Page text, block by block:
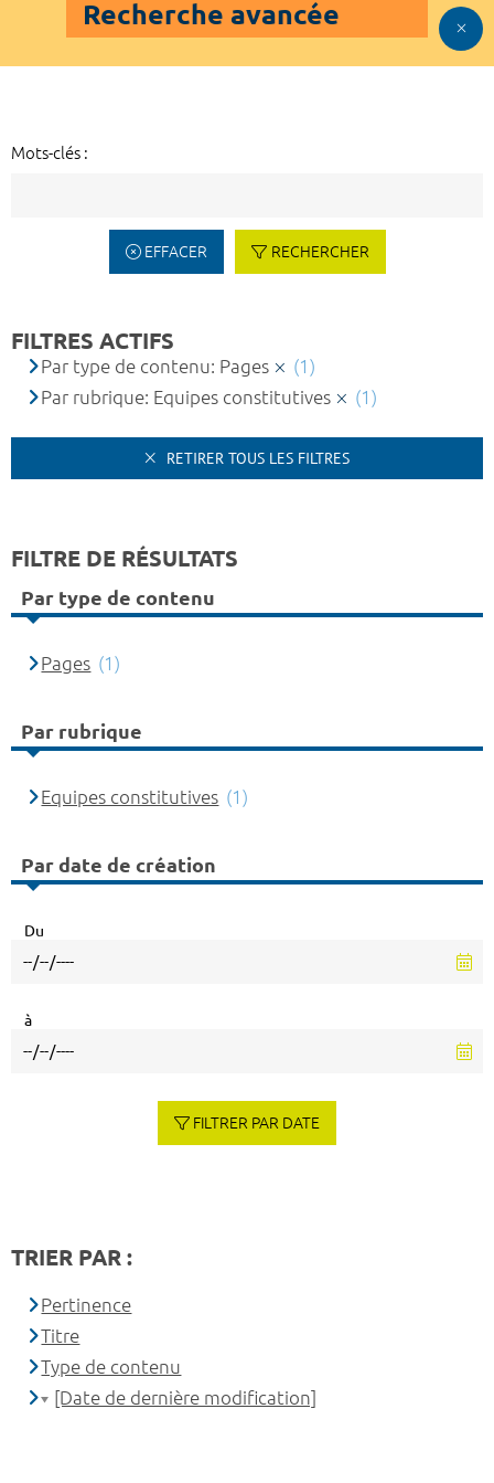
Recherche avancée
Mots-clés :
EFFACER RECHERCHER
FILTRES ACTIFS
Par type de contenu: Pages
(1)
Par rubrique: Equipes constitutives
(1)
RETIRER TOUS LES FILTRES
FILTRE DE RÉSULTATS
Par type de contenu
Pages (1)
Par rubrique
Equipes constitutives (1)
Par date de création
Du
à
FILTRER PAR DATE
TRIER PAR :
Pertinence
Titre
Type de contenu
[Date de dernière modification]